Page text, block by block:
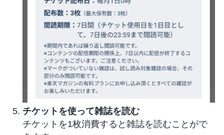
チケットを使って雑誌を読む
チケットを1枚消費すると雑誌を読むことがで